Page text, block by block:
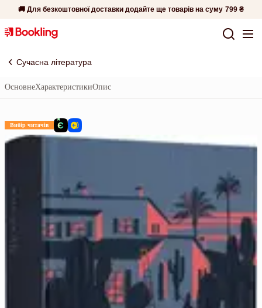
🚚 Для безкоштовної доставки додайте ще товарів на суму 799 ₴
Сучасна література
ОсновнеХарактеристикиОпис
Вибір читачів